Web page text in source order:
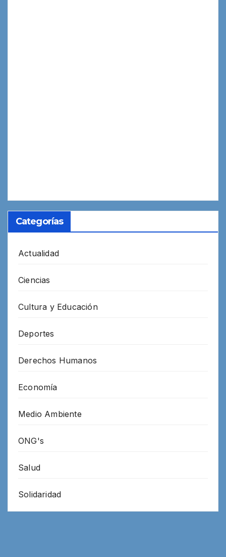
Categorías
Actualidad
Ciencias
Cultura y Educación
Deportes
Derechos Humanos
Economía
Medio Ambiente
ONG's
Salud
Solidaridad